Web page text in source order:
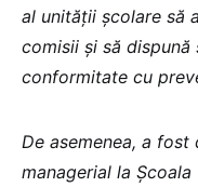
al unității școlare să
comisii și să dispună
conformitate cu
De asemenea, a
managerial la Școala